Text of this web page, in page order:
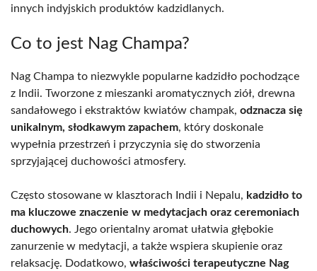
innych indyjskich produktów kadzidlanych.
Co to jest Nag Champa?
Nag Champa to niezwykle popularne kadzidło pochodzące
z Indii. Tworzone z mieszanki aromatycznych ziół, drewna
sandałowego i ekstraktów kwiatów champak, odznacza się
unikalnym, słodkawym zapachem, który doskonale
wypełnia przestrzeń i przyczynia się do stworzenia
sprzyjającej duchowości atmosfery.
Często stosowane w klasztorach Indii i Nepalu, kadzidło to
ma kluczowe znaczenie w medytacjach oraz ceremoniach
duchowych. Jego orientalny aromat ułatwia głębokie
zanurzenie w medytacji, a także wspiera skupienie oraz
relaksację. Dodatkowo, właściwości terapeutyczne Nag